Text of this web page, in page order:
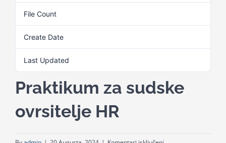
Projekti
Kontakt
Search
File Count
Create Date
Last Updated
Praktikum za sudske
ovrsitelje HR